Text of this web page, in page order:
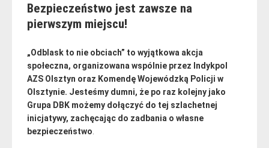
Bezpieczeństwo jest zawsze na
pierwszym miejscu!
„Odblask to nie obciach” to wyjątkowa akcja
społeczna, organizowana wspólnie przez Indykpol
AZS Olsztyn oraz Komendę Wojewódzką Policji w
Olsztynie. Jesteśmy dumni, że po raz kolejny jako
Grupa DBK możemy dołączyć do tej szlachetnej
inicjatywy, zachęcając do zadbania o własne
bezpieczeństwo